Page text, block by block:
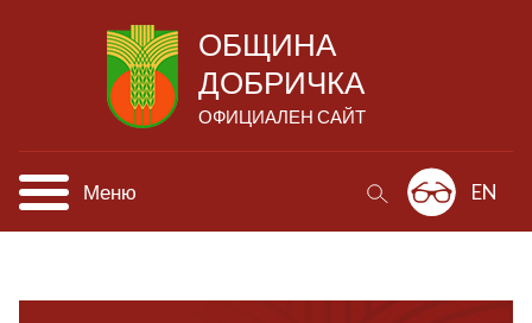
ОБЩИНА
ДОБРИЧКА
ОФИЦИАЛЕН САЙТ
Меню EN